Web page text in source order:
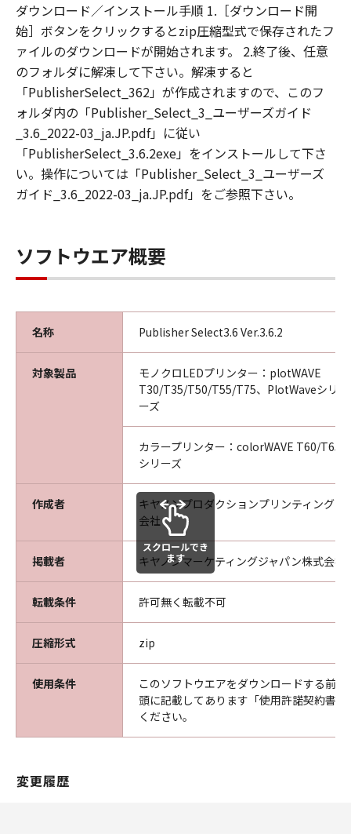
保持します。
甲およびCanon Production Printing
Netherlands B.V.は、乙に対し本ソフトウエア
製品に対するいかなる権利も譲渡しません。
第3条（使用許諾条件）
乙は本ソフトウエア製品の全部又は一部をコン
ピュータにインストールし、本ソフトウエア製
品を使用することが出来ます。
乙は、本ソフトウエア製品を日本国内において
のみ使用できます。
出荷された製品に対してのみ使用することがで
きます。
第4条（禁止事項）
乙は第三者に対し、いかなる理由によろうとも
甲の文書による事前の承諾なくして、本製品の
全部又は一部の譲渡・販売・転貸しあるいはそ
の二次的著作物を創作・譲渡・販売・転貸する
ことはできないものとします。
乙は、自ら又は第三者を使って、本ソフトウエ
ア製品の全部又は一部の改変 、リバースエンジ
ニアリング、逆アセンブル、デコンパイル、翻
訳、翻案などを行うことは出来ません。
乙は本ソフトウエア製品に表示されているか又
はその動作時に表示される著作権表示、商標登
録等を除去したり、視認困難にすることは出来
ません。
乙は、本ソフトウエア製品に含まれるマニュア
ルを、甲の事前承認なく紙媒体、電子媒体の区
別なくコピーする事はできません。
乙は、万一、本条項のいずれかの規定に違反し
て甲に損害を生ぜしめた場合には、乙は賠償の
責に任ずるものとします。
第5条（保証範囲及び責任）
甲は、本ソフトウエア製品の仕様を予告なしに
ダウンロード／インストール手順 1.［ダウンロード開
始］ボタンをクリックするとzip圧縮型式で保存されたフ
ァイルのダウンロードが開始されます。 2.終了後、任意
のフォルダに解凍して下さい。解凍すると
「PublisherSelect_362」が作成されますので、このフ
ォルダ内の「Publisher_Select_3_ユーザーズガイド
_3.6_2022-03_ja.JP.pdf」に従い
「PublisherSelect_3.6.2exe」をインストールして下さ
い。操作については「Publisher_Select_3_ユーザーズ
ガイド_3.6_2022-03_ja.JP.pdf」をご参照下さい。
ソフトウエア概要
名称 Publisher Select3.6 Ver.3.6.2
対象製品
モノクロLEDプリンター：plotWAVE
T30/T35/T50/T55/T75、PlotWaveシリー
ーズ
カラープリンター：colorWAVE T60/T65
シリーズ
作成者
キヤノンプロダクションプリンティングシ
会社
掲載者 キヤノンマーケティングジャパン株式会社
転載条件 許可無く転載不可
圧縮形式 zip
使用条件
このソフトウエアをダウンロードする前
頭に記載してあります「使用許諾契約書
ください。
スクロールでき
ます
変更履歴